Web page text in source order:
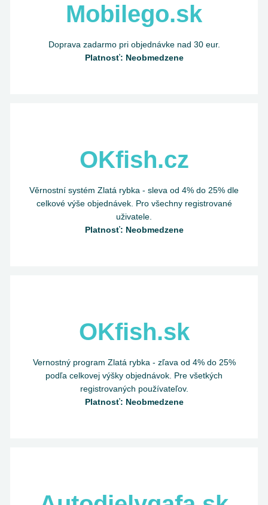
Mobilego.sk
Doprava zadarmo pri objednávke nad 30 eur.
Platnosť: Neobmedzene
OKfish.cz
Věrnostní systém Zlatá rybka - sleva od 4% do 25% dle
celkové výše objednávek. Pro všechny registrované
uživatele.
Platnosť: Neobmedzene
OKfish.sk
Vernostný program Zlatá rybka - zľava od 4% do 25%
podľa celkovej výšky objednávok. Pre všetkých
registrovaných používateľov.
Platnosť: Neobmedzene